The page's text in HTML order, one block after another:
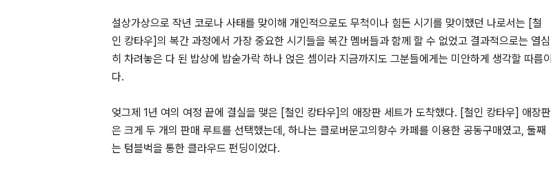
설상가상으로 작년 코로나 사태를 맞이해 개인적으로도 무척이나 힘든 시기를 맞이했던 나로서는 [철
인 캉타우]의 복간 과정에서 가장 중요한 시기들을 복간 멤버들과 함께 할 수 없었고 결과적으로는 열심
히 차려놓은 다 된 밥상에 밥숟가락 하나 얹은 셈이라 지금까지도 그분들에게는 미안하게 생각할 따름이
다.
엊그제 1년 여의 여정 끝에 결실을 맺은 [철인 캉타우]의 애장판 세트가 도착했다. [철인 캉타우] 애장판
은 크게 두 개의 판매 루트를 선택했는데, 하나는 클로버문고의향수 카페를 이용한 공동구매였고, 둘째
는 텀블벅을 통한 클라우드 펀딩이었다.